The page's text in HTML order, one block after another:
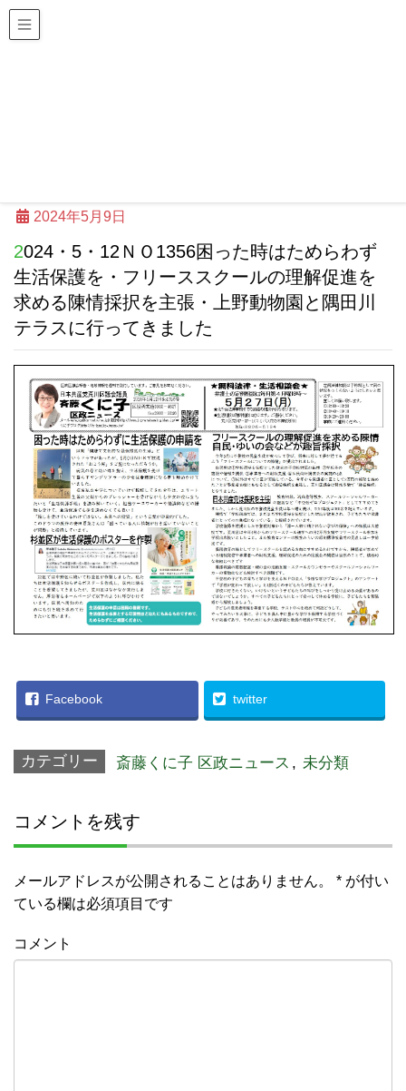
2024年5月9日
2024・5・12ＮＯ1356困った時はためらわず
生活保護を・フリーススクールの理解促進を
求める陳情採択を主張・上野動物園と隅田川
テラスに行ってきました
Facebook twitter
カテゴリー 斎藤くに子 区政ニュース , 未分類
コメントを残す
メールアドレスが公開されることはありません。 * が付い
ている欄は必須項目です
コメント